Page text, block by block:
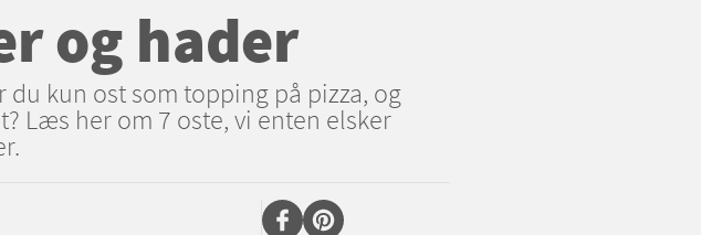
og hader
du kun ost som topping på pizza, og
Læs her om 7 oste, vi enten elsker